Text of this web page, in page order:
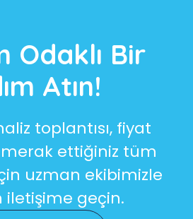
Odaklı Bir
Atın!
toplantısı, fiyat
ettiğiniz tüm
uzman ekibimizle
iletişime geçin.